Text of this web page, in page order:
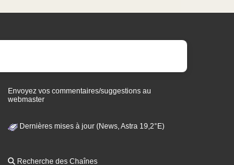
Envoyez vos commentaires/suggestions au
webmaster
Dernières mises à jour (News, Astra 19,2°E)
Recherche des Chaînes